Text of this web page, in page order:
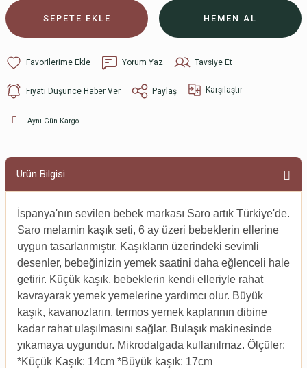
SEPETE EKLE HEMEN AL
Yorum Yaz Tavsiye Et
Fiyatı Düşünce Haber Ver Paylaş Karşılaştır
Aynı Gün Kargo
Ürün Bilgisi
İspanya'nın sevilen bebek markası Saro artık Türkiye'de.
Saro melamin kaşık seti, 6 ay üzeri bebeklerin ellerine
uygun tasarlanmıştır. Kaşıkların üzerindeki sevimli
desenler, bebeğinizin yemek saatini daha eğlenceli hale
getirir. Küçük kaşık, bebeklerin kendi elleriyle rahat
kavrayarak yemek yemelerine yardımcı olur. Büyük
kaşık, kavanozların, termos yemek kaplarının dibine
kadar rahat ulaşılmasını sağlar. Bulaşık makinesinde
yıkamaya uygundur. Mikrodalgada kullanılmaz. Ölçüler:
*Küçük Kaşık: 14cm *Büyük kaşık: 17cm